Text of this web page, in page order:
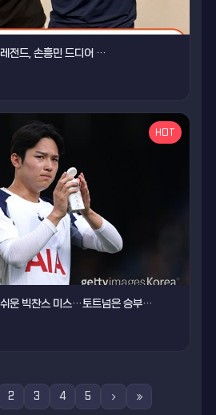
전드, 손흥민 드디어 …
HOT
운 빅찬스 미스…토트넘은 승부…
2 3 4 5